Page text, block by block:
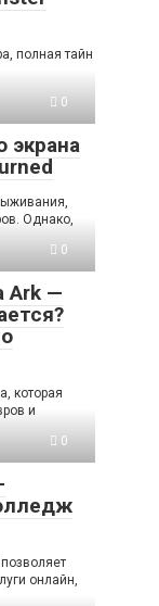
полная тайн
0
экрана
Однако,
0
Ark —
которая
и
0
онлайн,